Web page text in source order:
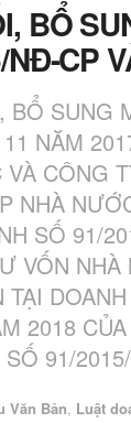
BỔ
CP
SUNG
NĂM
CÔNG
NHÀ
SỐ 91/
VỐN
2018
91/
Văn Bản, Luật